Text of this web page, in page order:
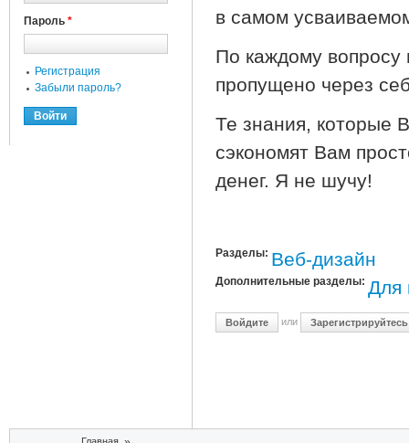
в самом
По каждому вопросу
пропущено через
Те знания, которые
сэкономят Вам
денег. Я не шучу!
Разделы: Веб-дизайн
Дополнительные разделы: Для
Войдите или Зарегистрируйтесь
Пароль *
Регистрация
Забыли пароль?